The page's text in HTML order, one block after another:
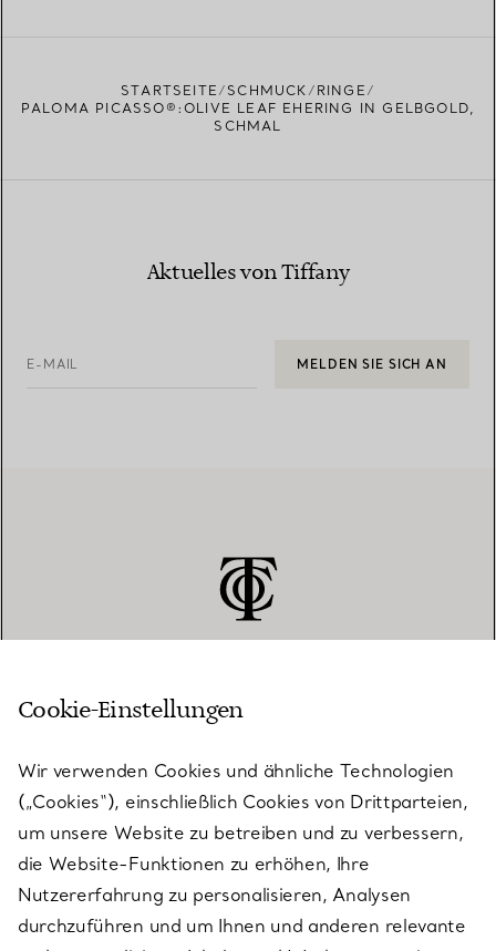
STARTSEITE SCHMUCK
RINGE
PALOMA PICASSO®:OLIVE LEAF EHERING IN GELBGOLD,
SCHMAL
Aktuelles von Tiffany
E-MAIL MELDEN SIE SICH AN
KUNDENSERVICE
SERVICES
ÜBER TIFFANY & CO.
Cookie-Einstellungen
Wir verwenden Cookies und ähnliche Technologien
(„Cookies“), einschließlich Cookies von Drittparteien,
um unsere Website zu betreiben und zu verbessern,
die Website-Funktionen zu erhöhen, Ihre
Nutzererfahrung zu personalisieren, Analysen
durchzuführen und um Ihnen und anderen relevante